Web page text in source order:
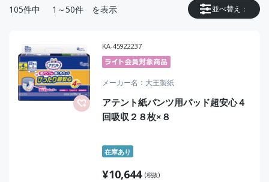
並べ替え：
105件中 1～50件 を表示
KA-45922237
メーカー名 大王製紙
アテント紙パンツ用パッド超安心４
回吸収２８枚×８
在庫あり
¥10,644 (税抜)